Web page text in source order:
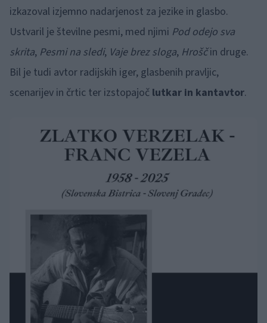
izkazoval izjemno nadarjenost za jezike in glasbo.
Ustvaril je številne pesmi, med njimi Pod odejo sva
skrita, Pesmi na sledi, Vaje brez sloga, Hroščin druge.
Bil je tudi avtor radijskih iger, glasbenih pravljic,
scenarijev in črtic ter izstopajoč lutkar in kantavtor.